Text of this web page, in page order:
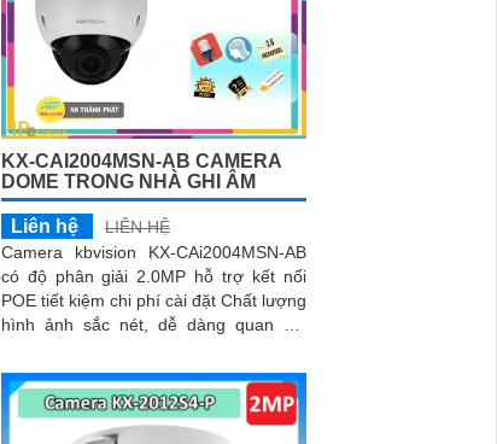
KX-CAI2004MSN-AB CAMERA
DOME TRONG NHÀ GHI ÂM
Liên hệ
LIÊN HỆ
Camera kbvision KX-CAi2004MSN-AB
có độ phân giải 2.0MP hỗ trợ kết nối
POE tiết kiệm chi phí cài đặt Chất lượng
hình ảnh sắc nét, dễ dàng quan sát